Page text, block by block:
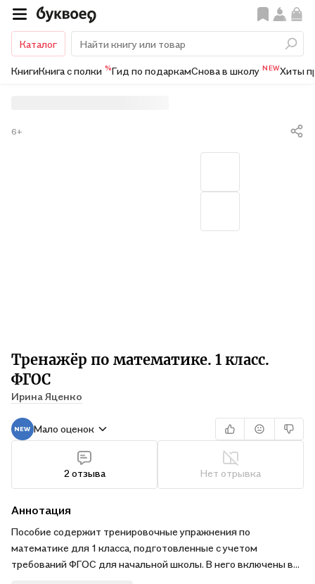
Каталог
КнигиКнига с полки %Гид по подаркамСнова в школу NEWХиты
Тренажёр по математике. 1 класс.
ФГОС
Ирина Яценко
6+
Мало оценок
2 отзыва Нет отрывка
Аннотация
Пособие содержит тренировочные упражнения по
математике для 1 класса, подготовленные с учетом
требований ФГОС для начальной школы. В него включены все